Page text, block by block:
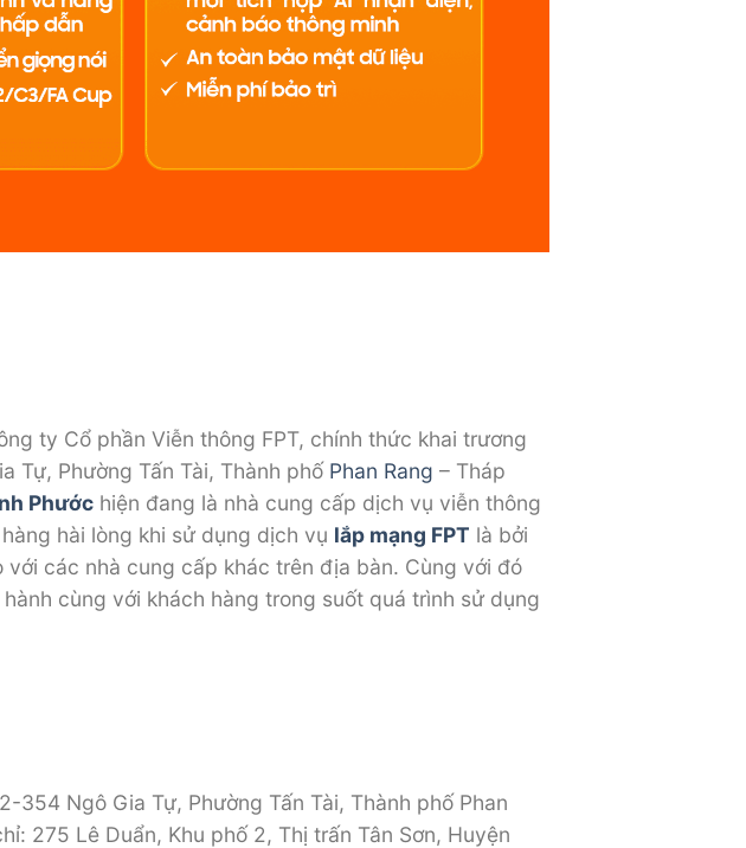
ty Cổ phần Viễn thông FPT, chính thức khai trương
Phường Tấn Tài, Thành phố Phan Rang – Tháp
Phước hiện đang là nhà cung cấp dịch vụ viễn thông
hài lòng khi sử dụng dịch vụ lắp mạng FPT là bởi
các nhà cung cấp khác trên địa bàn. Cùng với đó
cùng với khách hàng trong suốt quá trình sử dụng
354 Ngô Gia Tự, Phường Tấn Tài, Thành phố Phan
275 Lê Duẩn, Khu phố 2, Thị trấn Tân Sơn, Huyện